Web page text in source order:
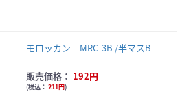
モロッカン MRC-3B /半マスB
販売価格： 192円
(税込： 211円)